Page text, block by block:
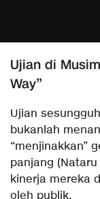
​Ujian di
Way”
​Ujian
bukanlah
“menjinakkan”
panjang
kinerja mereka